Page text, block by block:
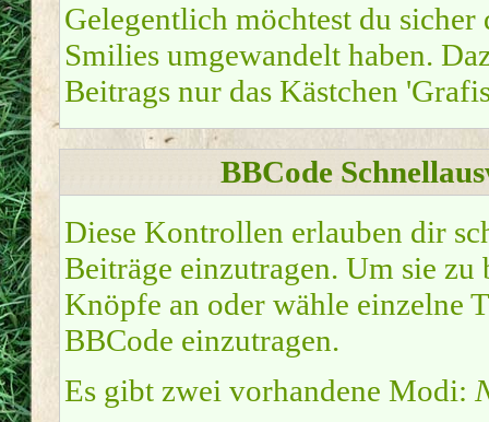
Gelegentlich möchtest du
Smilies umgewandelt haben.
Beitrags nur das Kästchen
BBCode
Diese Kontrollen erlauben dir
Beiträge einzutragen. Um sie
Knöpfe an oder wähle einzelne
BBCode einzutragen.
Es gibt zwei vorhandene Modi: